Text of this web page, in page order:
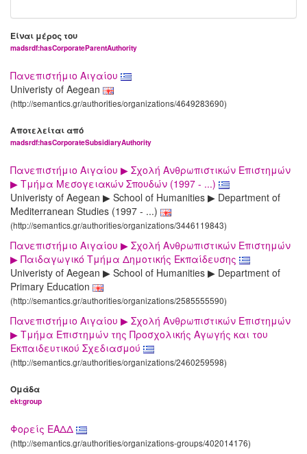
Είναι μέρος του
madsrdf:hasCorporateParentAuthority
Πανεπιστήμιο Αιγαίου
Univeristy of Aegean
(http://semantics.gr/authorities/organizations/4649283690)
Αποτελείται από
madsrdf:hasCorporateSubsidiaryAuthority
Πανεπιστήμιο Αιγαίου ▶ Σχολή Ανθρωπιστικών Επιστημών
▶ Τμήμα Μεσογειακών Σπουδών (1997 - ...)
Univeristy of Aegean ▶ School of Humanities ▶ Department of
Mediterranean Studies (1997 - ...)
(http://semantics.gr/authorities/organizations/3446119843)
Πανεπιστήμιο Αιγαίου ▶ Σχολή Ανθρωπιστικών Επιστημών
▶ Παιδαγωγικό Τμήμα Δημοτικής Εκπαίδευσης
Univeristy of Aegean ▶ School of Humanities ▶ Department of
Primary Education
(http://semantics.gr/authorities/organizations/2585555590)
Πανεπιστήμιο Αιγαίου ▶ Σχολή Ανθρωπιστικών Επιστημών
▶ Τμήμα Επιστημών της Προσχολικής Αγωγής και του
Εκπαιδευτικού Σχεδιασμού
(http://semantics.gr/authorities/organizations/2460259598)
Ομάδα
ekt:group
Φορείς ΕΑΔΔ
(http://semantics.gr/authorities/organizations-groups/402014176)